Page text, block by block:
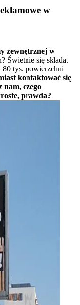
w
zewnętrznej w
Świetnie się składa.
80 tys. powierzchni
kontaktować się
nam, czego
prawda?